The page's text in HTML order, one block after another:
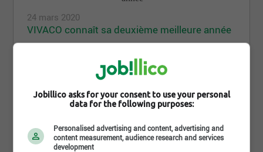
24 mars 2020
VIVACO connaît sa deuxième meilleure année
bonne année, la deuxième meilleure à vie. Nous
avons enregistré de très bons résultats. Nous en
Jobillico asks for your consent to use your personal
data for the following purposes:
Personalised advertising and content, advertising and
content measurement, audience research and services
development